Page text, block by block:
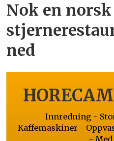
Nok en norsk
ned
Innredning -
Kaffemaskiner -
-